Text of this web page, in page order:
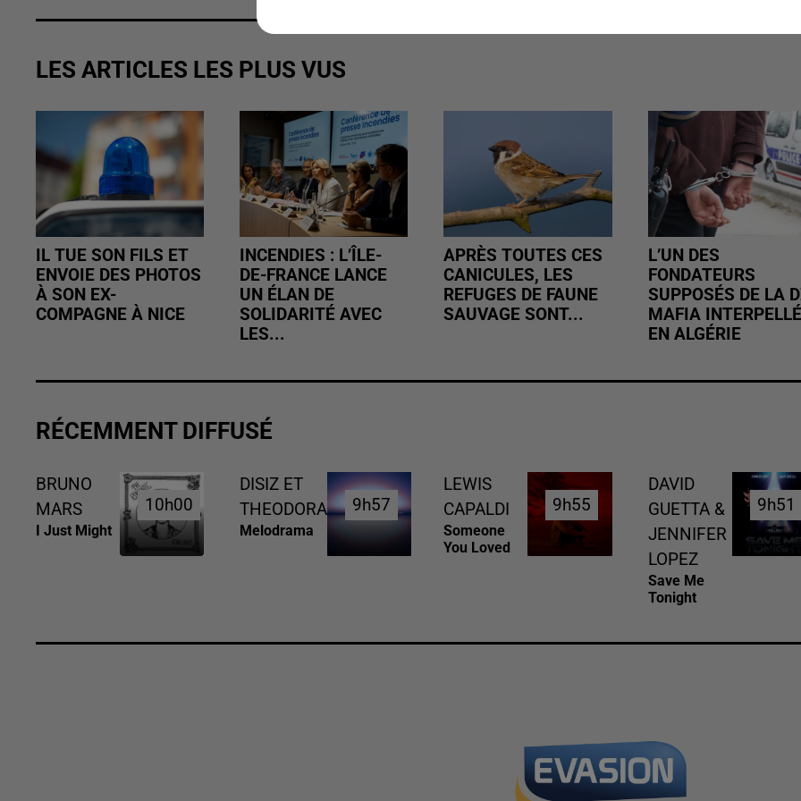
LES ARTICLES LES PLUS VUS
IL TUE SON FILS ET
ENVOIE DES PHOTOS
À SON EX-
COMPAGNE À NICE
INCENDIES : L’ÎLE-
DE-FRANCE LANCE
UN ÉLAN DE
SOLIDARITÉ AVEC
LES...
APRÈS TOUTES CES
CANICULES, LES
REFUGES DE FAUNE
SAUVAGE SONT...
L’UN DES
FONDATEURS
SUPPOSÉS DE LA
MAFIA INTERPELLÉ
EN ALGÉRIE
RÉCEMMENT DIFFUSÉ
BRUNO
MARS
I Just Might
10h00
10h00
DISIZ ET
THEODORA
Melodrama
9h57
9h57
LEWIS
CAPALDI
Someone
You Loved
9h55
9h55
DAVID
GUETTA &
JENNIFER
LOPEZ
Save Me
Tonight
9h51
9h51